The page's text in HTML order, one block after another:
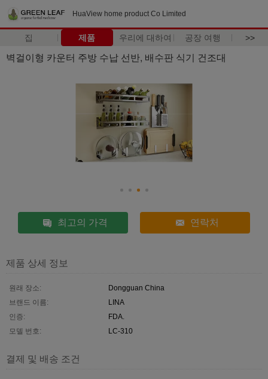
HuaView home product Co Limited
집 제품 우리에 대하여 공장 여행 >>
벽걸이형 카운터 주방 수납 선반, 배수판 식기 건조대
최고의 가격 연락처
제품 상세 정보
원래 장소:
Dongguan China
브랜드 이름:
LINA
인증:
FDA.
모델 번호:
LC-310
결제 및 배송 조건